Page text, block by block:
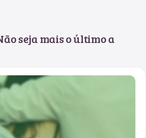
seja mais o último a